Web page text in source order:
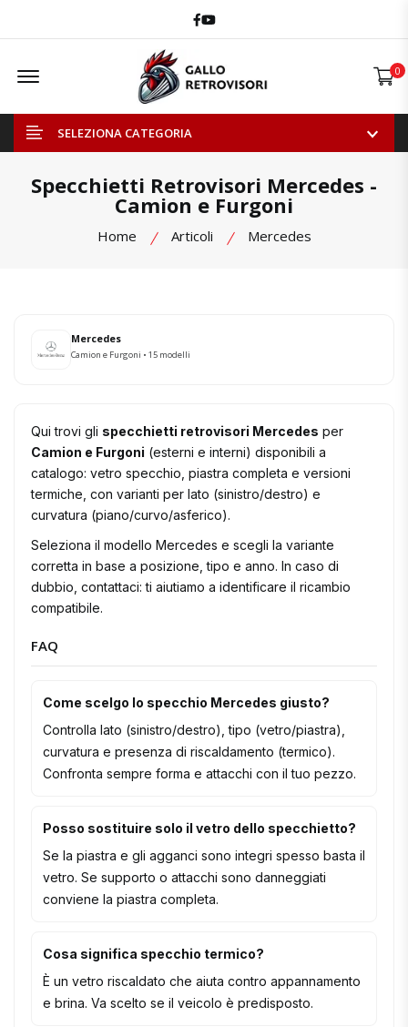
Facebook
Youtube
Offcanvas Menu Open 0
SELEZIONA CATEGORIA
Specchietti Retrovisori Mercedes -
Camion e Furgoni
Home Articoli Mercedes
Mercedes
Camion e Furgoni • 15 modelli
Qui trovi gli specchietti retrovisori Mercedes per
Camion e Furgoni (esterni e interni) disponibili a
catalogo: vetro specchio, piastra completa e versioni
termiche, con varianti per lato (sinistro/destro) e
curvatura (piano/curvo/asferico).
Seleziona il modello Mercedes e scegli la variante
corretta in base a posizione, tipo e anno. In caso di
dubbio, contattaci: ti aiutiamo a identificare il ricambio
compatibile.
FAQ
Come scelgo lo specchio Mercedes giusto?
Controlla lato (sinistro/destro), tipo (vetro/piastra),
curvatura e presenza di riscaldamento (termico).
Confronta sempre forma e attacchi con il tuo pezzo.
Posso sostituire solo il vetro dello specchietto?
Se la piastra e gli agganci sono integri spesso basta il
vetro. Se supporto o attacchi sono danneggiati
conviene la piastra completa.
Cosa significa specchio termico?
È un vetro riscaldato che aiuta contro appannamento
e brina. Va scelto se il veicolo è predisposto.